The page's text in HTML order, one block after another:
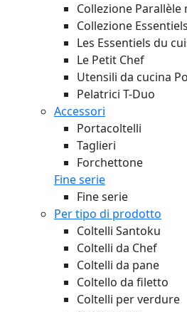
Collezione
Collezione
Les Essentiels du
Le Petit Chef
Utensili da cucina
Pelatrici T-Duo
Accessori
Portacoltelli
Taglieri
Forchettone
Fine serie
Fine serie
Per tipo di prodotto
Coltelli Santoku
Coltelli da Chef
Coltelli da pane
Coltello da filetto
Coltelli per verdure